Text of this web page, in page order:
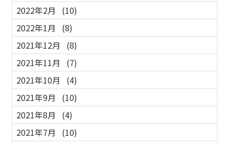
2022年2月
(10)
2022年1月
(8)
2021年12月
(8)
2021年11月
(7)
2021年10月
(4)
2021年9月
(10)
2021年8月
(4)
2021年7月
(10)